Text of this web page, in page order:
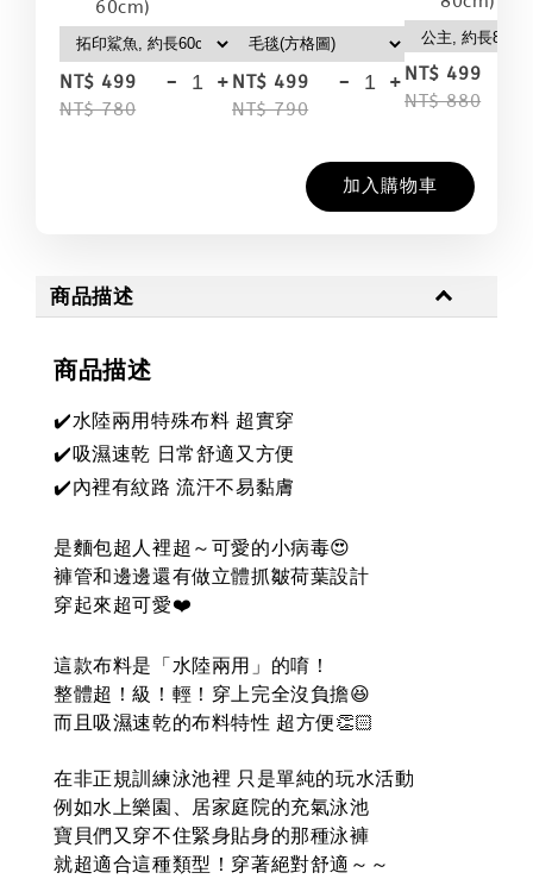
60cm)
NT$ 499
NT$ 780
- + NT$ 499
NT$ 790
- + NT$ 499
NT$ 880
加入購物車
商品描述
商品描述
✔️水陸兩用特殊布料 超實穿
✔️吸濕速乾 日常舒適又方便
✔️內裡有紋路 流汗不易黏膚
是麵包超人裡超～可愛的小病毒😍
褲管和邊邊還有做立體抓皺荷葉設計
穿起來超可愛❤️
這款布料是「水陸兩用」的唷！
整體超！級！輕！穿上完全沒負擔😆
而且吸濕速乾的布料特性 超方便👏🏻
在非正規訓練泳池裡 只是單純的玩水活動
例如水上樂園、居家庭院的充氣泳池
寶貝們又穿不住緊身貼身的那種泳褲
就超適合這種類型！穿著絕對舒適～～